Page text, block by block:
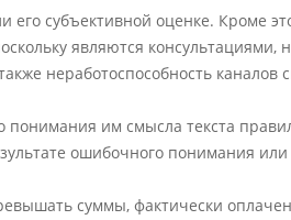
его субъективной оценке.
являются
неработоспособность
им смысла текста
ошибочного понимания
суммы, фактически